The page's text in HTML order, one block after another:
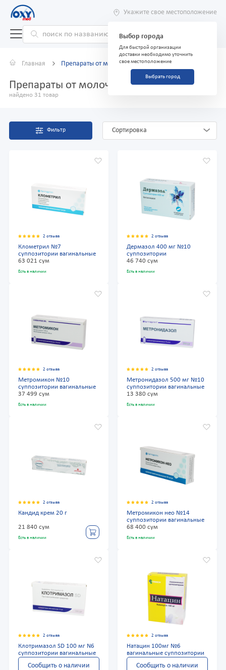
Укажите свое местоположение
Выбор города
Для быстрой организации
доставки необходимо уточнить
свое местоположение
Выбрать город
Главная Препараты от молочницы
Препараты от молочницы
найдено 31 товар
Фильтр Сортировка
2 отзыва
Клометрил №7
суппозитории вагинальные
63 021 сум
Есть в наличии
2 отзыва
Дермазол 400 мг №10
суппозитории
46 740 сум
Есть в наличии
2 отзыва
Метромикон №10
суппозитории вагинальные
37 499 сум
Есть в наличии
2 отзыва
Метронидазол 500 мг №10
суппозитории вагинальные
13 380 сум
Есть в наличии
2 отзыва
Кандид крем 20 г
21 840 сум
Есть в наличии
2 отзыва
Метромикон нео №14
суппозитории вагинальные
68 400 сум
Есть в наличии
2 отзыва
Клотримазол SD 100 мг N6
суппозитории вагинальные
Сообщить о наличии
2 отзыва
Натацин 100мг №6
вагинальные суппозитории
Сообщить о наличии